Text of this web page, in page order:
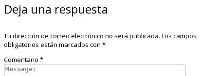
Deja una respuesta
Tu dirección de correo electrónico no será publicada. Los campos
obligatorios están marcados con *
Comentario *